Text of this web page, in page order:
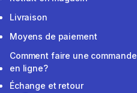
Livraison
Moyens de paiement
Comment faire une commande
en ligne?
Échange et retour